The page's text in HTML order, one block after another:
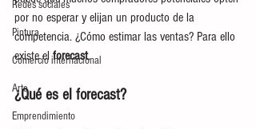
Redes sociales
Pintura
Comercio internacional
Arte
Emprendimiento
por no esperar y elijan un producto de la
competencia. ¿Cómo estimar las ventas? Para ello
existe el forecast.
¿Qué es el forecast?